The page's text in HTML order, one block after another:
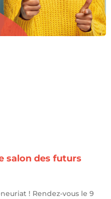
salon des futurs
! Rendez-vous le 9